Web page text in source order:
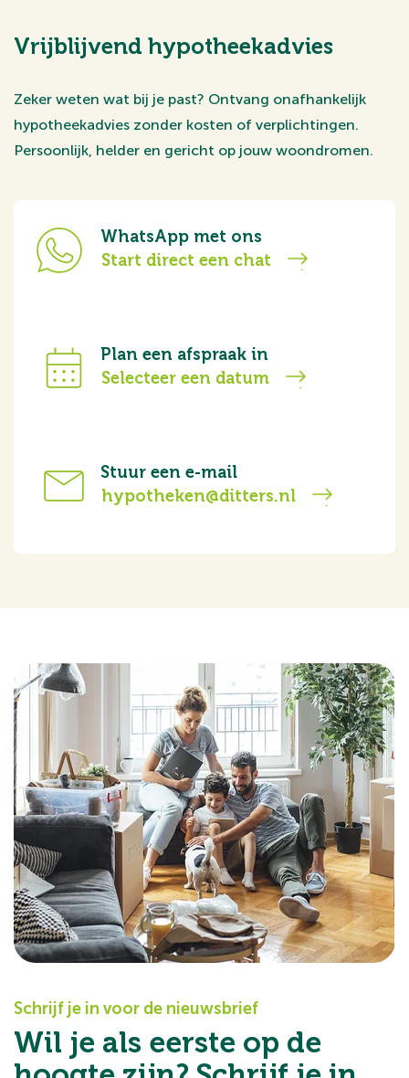
Vrijblijvend hypotheekadvies
Zeker weten wat bij je past? Ontvang onafhankelijk
hypotheekadvies zonder kosten of verplichtingen.
Persoonlijk, helder en gericht op jouw woondromen.
WhatsApp met ons
Start direct een chat
Plan een afspraak in
Selecteer een datum
Stuur een e-mail
hypotheken@ditters.nl
Schrijf je in voor de nieuwsbrief
Wil je als eerste op de